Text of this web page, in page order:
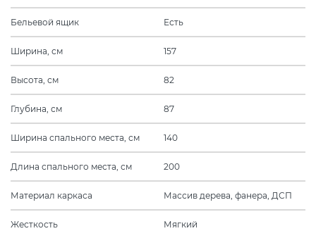
Бельевой ящик Есть
Ширина, см 157
Высота, см 82
Глубина, см 87
Ширина спального места, см 140
Длина спального места, см 200
Материал каркаса Массив дерева, фанера, ДСП
Жесткость Мягкий